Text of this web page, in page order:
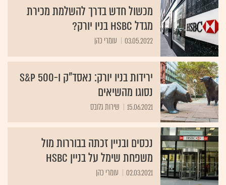
מכשול חדש בדרך להשלמת מכירת
מגדל HSBC בניו יורק?
03.05.2022 עומרי כהן
ירידות בניו יורק: נאסד"ק ו-S&P 500
נסוגו מהשיאים
15.06.2021 שירות גלובס
נכסים ובניין זכתה בבוררות מול
משפחת שימל על בניין HSBC
02.03.2021 עומרי כהן